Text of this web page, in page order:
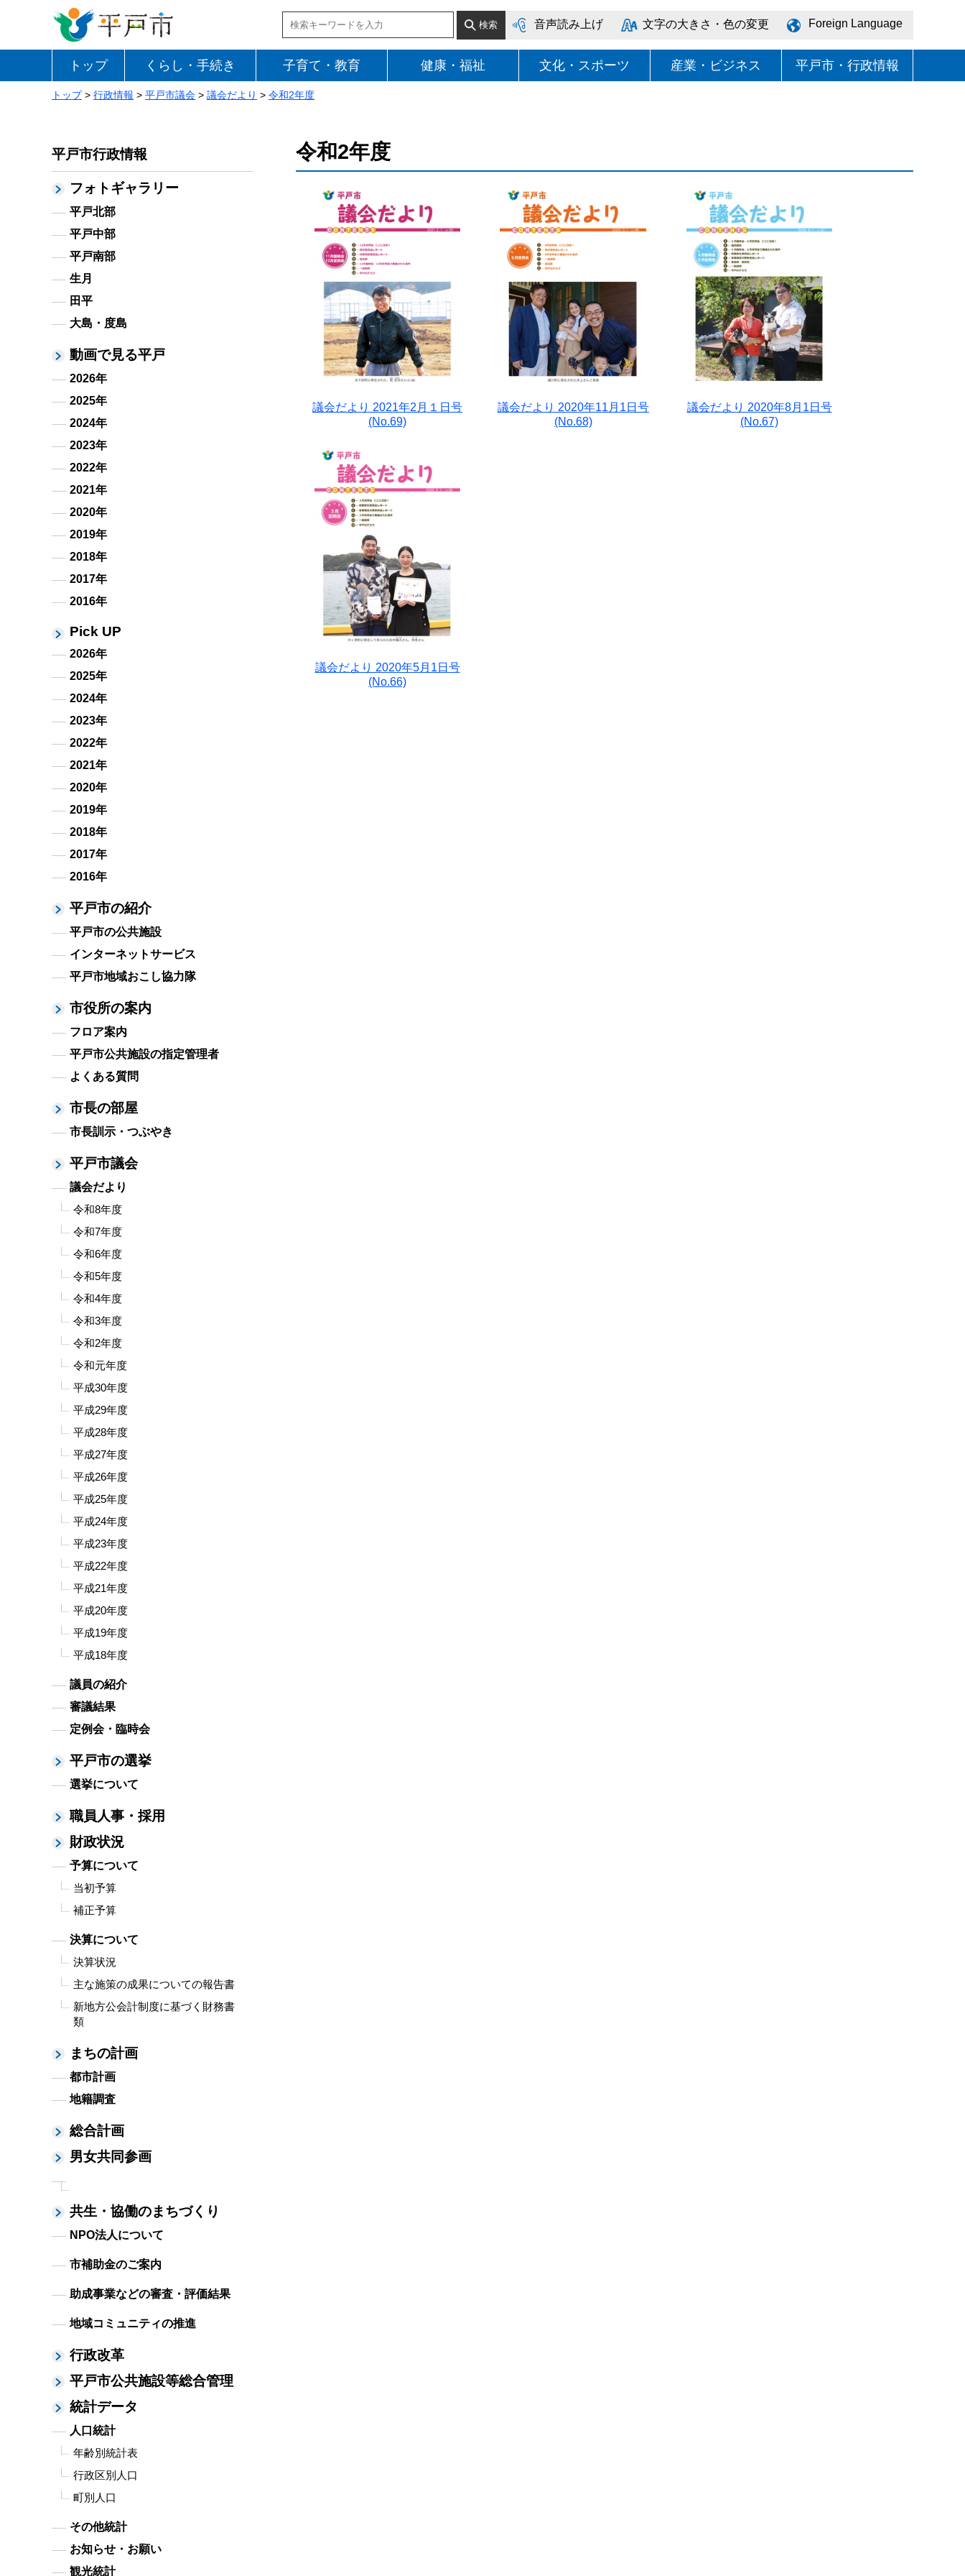
音声読み上げ 文字の大きさ・色の変更 Foreign Language
トップ くらし・手続き 子育て・教育 健康・福祉 文化・スポーツ 産業・ビジネス 平戸市・行政情報
トップ> 行政情報 > 平戸市議会 > 議会だより > 令和2年度
平戸市行政情報
フォトギャラリー
平戸北部
平戸中部
平戸南部
生月
田平
大島・度島
動画で見る平戸
2026年
2025年
2024年
2023年
2022年
2021年
2020年
2019年
2018年
2017年
2016年
Pick UP
2026年
2025年
2024年
2023年
2022年
2021年
2020年
2019年
2018年
2017年
2016年
平戸市の紹介
平戸市の公共施設
インターネットサービス
平戸市地域おこし協力隊
市役所の案内
フロア案内
平戸市公共施設の指定管理者
よくある質問
市長の部屋
市長訓示・つぶやき
平戸市議会
議会だより
令和8年度
令和7年度
令和6年度
令和5年度
令和4年度
令和3年度
令和2年度
令和元年度
平成30年度
平成29年度
平成28年度
平成27年度
平成26年度
平成25年度
平成24年度
平成23年度
平成22年度
平成21年度
平成20年度
平成19年度
平成18年度
議員の紹介
審議結果
定例会・臨時会
平戸市の選挙
選挙について
職員人事・採用
財政状況
予算について
当初予算
補正予算
決算について
決算状況
主な施策の成果についての報告書
新地方公会計制度に基づく財務書
類
まちの計画
都市計画
地籍調査
総合計画
男女共同参画
共生・協働のまちづくり
NPO法人について
市補助金のご案内
助成事業などの審査・評価結果
地域コミュニティの推進
行政改革
平戸市公共施設等総合管理
統計データ
人口統計
年齢別統計表
行政区別人口
町別人口
その他統計
お知らせ・お願い
観光統計
令和2年度
議会だより 2021年2月１日号
(No.69)
議会だより 2020年11月1日号
(No.68)
議会だより 2020年8月1日号
(No.67)
議会だより 2020年5月1日号
(No.66)